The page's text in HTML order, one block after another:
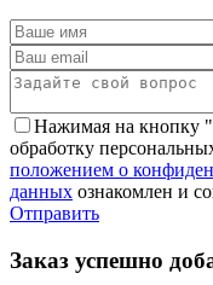
Нажимая на кнопку
обработку
положением о
данных ознакомлен и
Отправить
Заказ успешно